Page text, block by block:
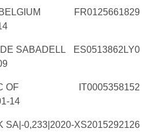
FR0125661829
SABADELL
ES0513862LY0
OF
14
IT0005358152
SA|-0,233|2020-XS2015292126